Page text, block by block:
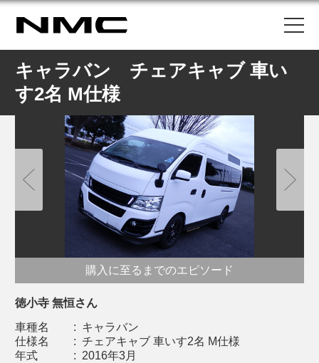
キャラバン チェアキャブ 車い
す2名 M仕様
購入に至るまでのエピソード
徳小寺 無恒さん
車種名 : キャラバン
仕様名
: チェアキャブ 車いす2名 M仕様
年式
: 2016年3月